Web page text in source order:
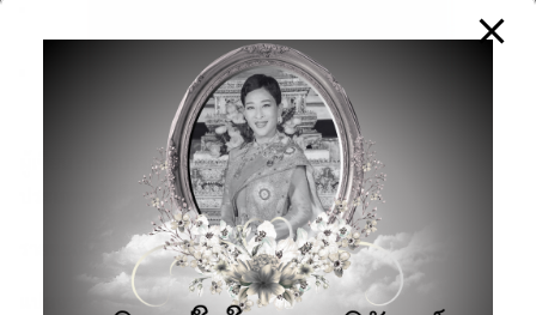
กองบรรณาธิการโปรวิชั่น
ประเภทหนังสือ:ทั่วๆไป / อื่นๆ
รายละเอียดสินค้า
Foundation